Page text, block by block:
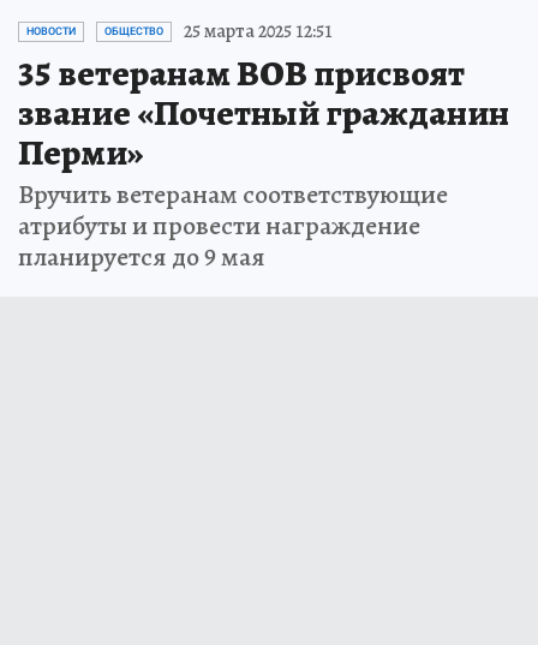
НОВОСТИ ОБЩЕСТВО 25 марта 2025 12:51
35 ветеранам ВОВ присвоят
звание «Почетный гражданин
Перми»
Вручить ветеранам соответствующие
атрибуты и провести награждение
планируется до 9 мая